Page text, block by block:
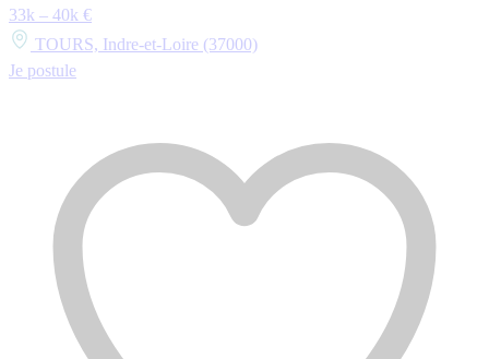
33k – 40k €
TOURS, Indre-et-Loire (37000)
Je postule